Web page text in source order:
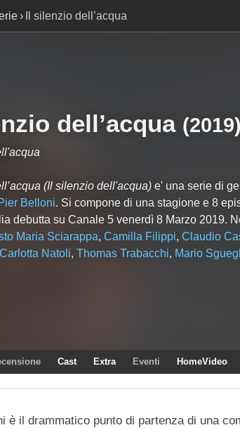
Il silenzio dell’acqua
dell’acqua (2019)
(Il silenzio dell'acqua)e' una serie di
Belloni. Si compone di una stagione e 8
debutta su Canale 5 venerdì 8 Marzo 2019.
Maria Sciarappa, Camilla Filippi, Claudio
Carlotta Natoli, Thomas Trabacchi, Mario
Cast Extra Eventi HomeVideo
è il drammatico punto di partenza di una